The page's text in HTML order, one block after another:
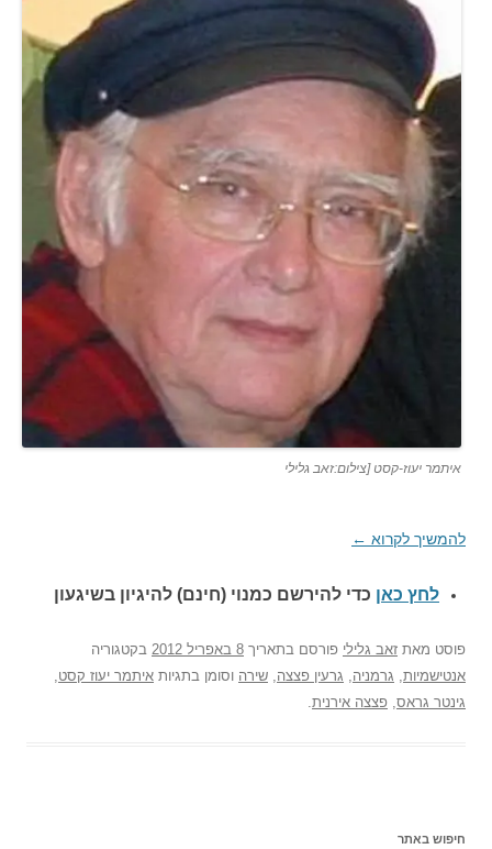
איתמר יעוז-קסט [צילום:זאב גלילי
להמשיך לקרוא ←
לחץ כאן כדי להירשם כמנוי (חינם) להיגיון בשיגעון
פוסט מאת זאב גלילי פורסם בתאריך 8 באפריל 2012
בקטגוריה
אנטישמיות גרמניה גרעין פצצה שירה וסומן בתגיות איתמר יעוז קסט
גינטר גראס פצצה אירנית
חיפוש באתר